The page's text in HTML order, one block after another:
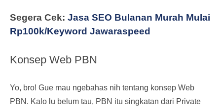
Segera Cek: Jasa SEO Bulanan Murah Mulai
Rp100k/Keyword Jawaraspeed
Konsep Web PBN
Yo, bro! Gue mau ngebahas nih tentang konsep Web
PBN. Kalo lu belum tau, PBN itu singkatan dari Private